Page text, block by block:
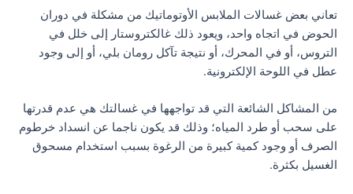
تعاني بعض غسالات الملابس الأوتوماتيك من مشكلة في دوران
الحوض في اتجاه واحد، ويعود ذلك غالكتروستار إلى خلل في
التروس، أو في المحرك، أو نتيجة تآكل رومان بلي، أو إلى وجود
عطل في اللوحة الإلكترونية.
من المشاكل الشائعة التي قد تواجهها في غسالتك هي عدم قدرتها
على سحب أو طرد المياه؛ وذلك قد يكون ناجما عن انسداد خرطوم
الصرف أو وجود كمية كبيرة من الرغوة بسبب استخدام مسحوق
الغسيل بكثرة.